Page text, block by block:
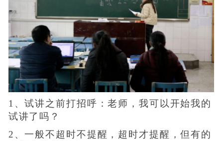
1、试讲之前打招呼：老师，我可以开始我的
试讲了吗？
2、一般不超时不提醒，超时才提醒，但有的